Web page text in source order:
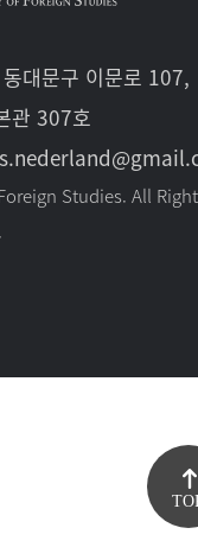
대문구 이문로 107,
관 307호
Studies. All